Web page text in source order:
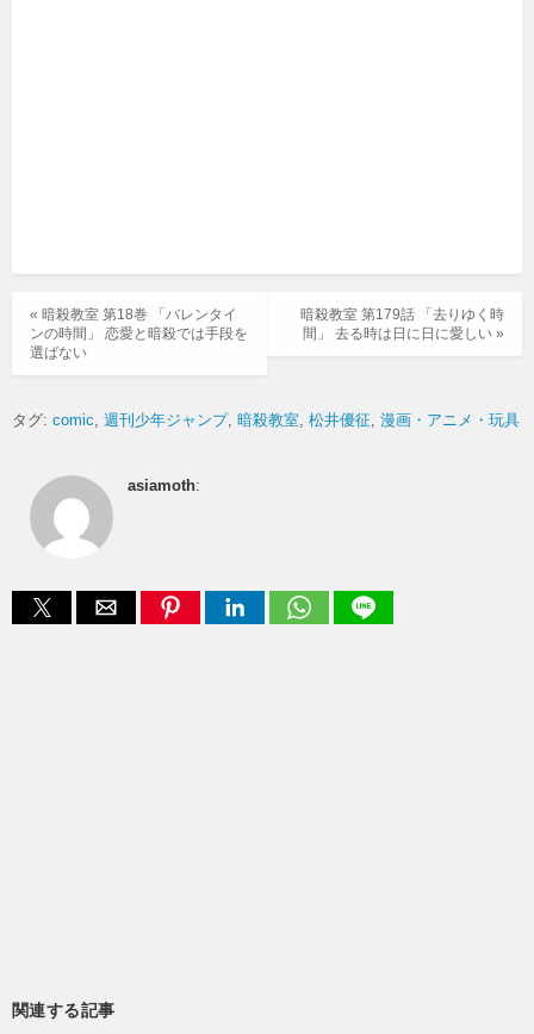
暗殺教室 第179話 「去りゆく時
間」 去る時は日に日に愛しい »
« 暗殺教室 第18巻 「バレンタイ
ンの時間」 恋愛と暗殺では手段を
選ばない
タグ: comic 週刊少年ジャンプ 暗殺教室 松井優征 漫画・アニメ・玩具
asiamoth:
関連する記事